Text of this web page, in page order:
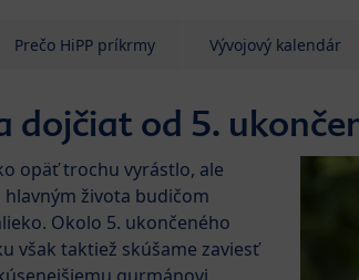
Prečo HiPP príkrmy Vývojový kalendár
dojčiat od 5.
opäť trochu vyrástlo, ale
hlavným života budičom
Okolo 5. ukončeného
však taktiež skúšame zaviesť